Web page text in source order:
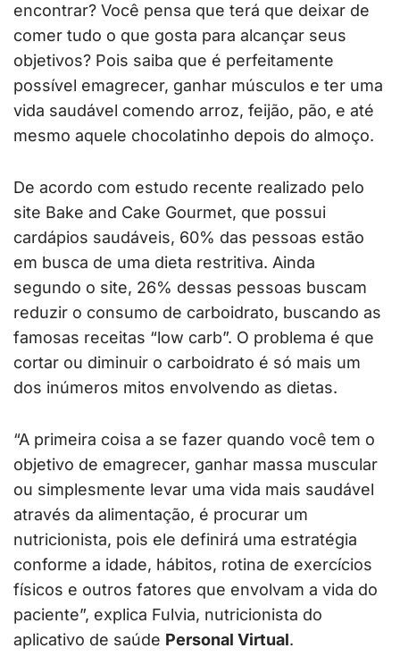
encontrar? Você pensa que terá que deixar de
comer tudo o que gosta para alcançar seus
objetivos? Pois saiba que é perfeitamente
possível emagrecer, ganhar músculos e ter uma
vida saudável comendo arroz, feijão, pão, e até
mesmo aquele chocolatinho depois do almoço.
De acordo com estudo recente realizado pelo
site Bake and Cake Gourmet, que possui
cardápios saudáveis, 60% das pessoas estão
em busca de uma dieta restritiva. Ainda
segundo o site, 26% dessas pessoas buscam
reduzir o consumo de carboidrato, buscando as
famosas receitas “low carb”. O problema é que
cortar ou diminuir o carboidrato é só mais um
dos inúmeros mitos envolvendo as dietas.
“A primeira coisa a se fazer quando você tem o
objetivo de emagrecer, ganhar massa muscular
ou simplesmente levar uma vida mais saudável
através da alimentação, é procurar um
nutricionista, pois ele definirá uma estratégia
conforme a idade, hábitos, rotina de exercícios
físicos e outros fatores que envolvam a vida do
paciente”, explica Fulvia, nutricionista do
aplicativo de saúde Personal Virtual.